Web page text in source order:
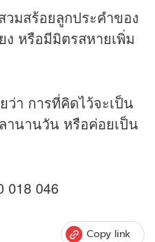
มสร้อยลูกประคำของ
หรือมีมิตรสหายเพิ่ม
า การที่คิดไว้จะเป็น
านานวัน หรือค่อยเป็น
018 046
Copy link